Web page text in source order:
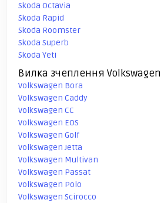
Skoda Octavia
Skoda Rapid
Skoda Roomster
Skoda Superb
Skoda Yeti
Вилка зчеплення Volkswagen
Volkswagen Bora
Volkswagen Caddy
Volkswagen CC
Volkswagen EOS
Volkswagen Golf
Volkswagen Jetta
Volkswagen Multivan
Volkswagen Passat
Volkswagen Polo
Volkswagen Scirocco